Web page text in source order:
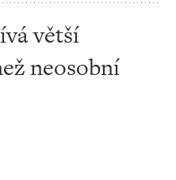
větší
neosobní